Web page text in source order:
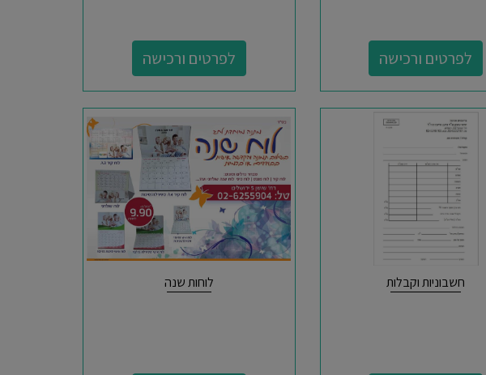
לפרטים ורכישה לפרטים ורכישה
חשבוניות וקבלות לוחות שנה